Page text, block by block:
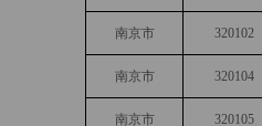
南京市 320102
南京市 320104
南京市 320105